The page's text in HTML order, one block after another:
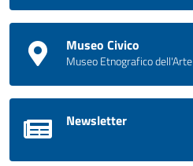
Museo Civico
Museo Etnografico
Newsletter